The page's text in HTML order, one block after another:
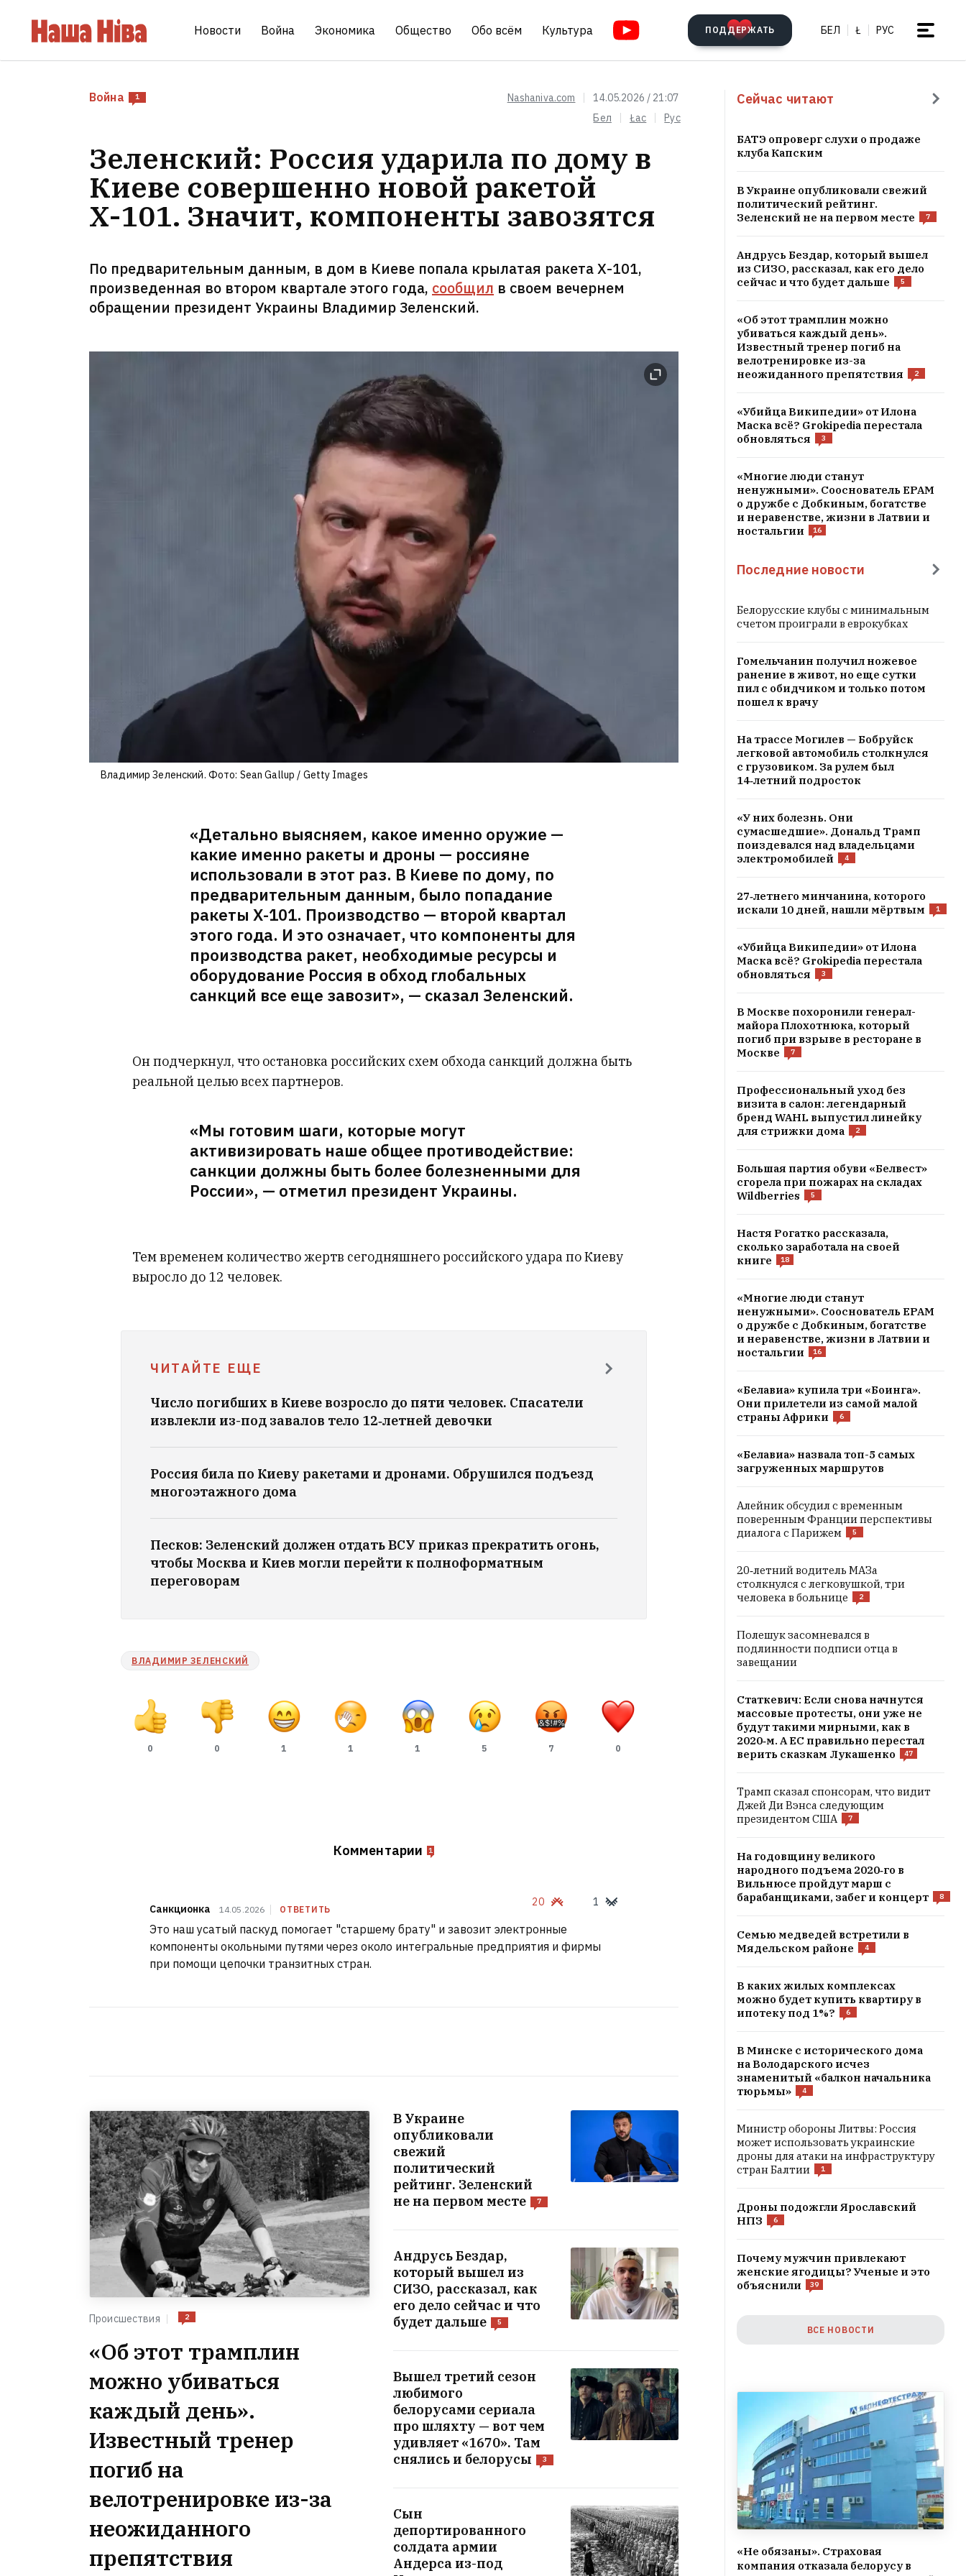
Новости Война Экономика Общество Обо всём Культура ПОДДЕРЖАТЬ БЕЛ Ł РУС
Война 1 Nashaniva.com
14.05.2026 / 21:07
Бел
Łac Рус
Зеленский: Россия ударила по дому в
Киеве совершенно новой ракетой
Х-101. Значит, компоненты завозятся
По предварительным данным, в дом в Киеве попала крылатая ракета Х-101,
произведенная во втором квартале этого года, сообщил в своем вечернем
обращении президент Украины Владимир Зеленский.
Владимир Зеленский. Фото: Sean Gallup / Getty Images
«Детально выясняем, какое именно оружие —
какие именно ракеты и дроны — россияне
использовали в этот раз. В Киеве по дому, по
предварительным данным, было попадание
ракеты Х-101. Производство — второй квартал
этого года. И это означает, что компоненты для
производства ракет, необходимые ресурсы и
оборудование Россия в обход глобальных
санкций все еще завозит», — сказал Зеленский.
Он подчеркнул, что остановка российских схем обхода санкций должна быть
реальной целью всех партнеров.
«Мы готовим шаги, которые могут
активизировать наше общее противодействие:
санкции должны быть более болезненными для
России», — отметил президент Украины.
Тем временем количество жертв сегодняшнего российского удара по Киеву
выросло до 12 человек.
ЧИТАЙТЕ ЕЩЕ
Число погибших в Киеве возросло до пяти человек. Спасатели
извлекли из-под завалов тело 12‑летней девочки
Россия била по Киеву ракетами и дронами. Обрушился подъезд
многоэтажного дома
Песков: Зеленский должен отдать ВСУ приказ прекратить огонь,
чтобы Москва и Киев могли перейти к полноформатным
переговорам
ВЛАДИМИР ЗЕЛЕНСКИЙ
0 0 1 1 1 5 7 0
Комментарии 1
Санкционка 14.05.2026 ОТВЕТИТЬ
20 1
Это наш усатый паскуд помогает "старшему брату" и завозит электронные
компоненты окольными путями через около интегральные предприятия и фирмы
при помощи цепочки транзитных стран.
Происшествия 2
«Об этот трамплин
можно убиваться
каждый день».
Известный тренер
погиб на
велотренировке из-за
неожиданного
препятствия
В Украине
опубликовали
свежий
политический
рейтинг. Зеленский
не на первом месте
7
Андрусь Бездар,
который вышел из
СИЗО, рассказал, как
его дело сейчас и что
будет дальше
5
Вышел третий сезон
любимого
белорусами сериала
про шляхту — вот чем
удивляет «1670». Там
снялись и белорусы
3
Сын
депортированного
солдата армии
Андерса из-под
Сейчас читают
БАТЭ опроверг слухи о продаже
клуба Капским
В Украине опубликовали свежий
политический рейтинг.
Зеленский не на первом месте
7
Андрусь Бездар, который вышел
из СИЗО, рассказал, как его дело
сейчас и что будет дальше
5
«Об этот трамплин можно
убиваться каждый день».
Известный тренер погиб на
велотренировке из-за
неожиданного препятствия
2
«Убийца Википедии» от Илона
Маска всё? Grokipedia перестала
обновляться
3
«Многие люди станут
ненужными». Сооснователь EPAM
о дружбе с Добкиным, богатстве
и неравенстве, жизни в Латвии и
ностальгии
16
Последние новости
Белорусские клубы с минимальным
счетом проиграли в еврокубках
Гомельчанин получил ножевое
ранение в живот, но еще сутки
пил с обидчиком и только потом
пошел к врачу
На трассе Могилев — Бобруйск
легковой автомобиль столкнулся
с грузовиком. За рулем был
14‑летний подросток
«У них болезнь. Они
сумасшедшие». Дональд Трамп
поиздевался над владельцами
электромобилей
4
27‑летнего минчанина, которого
искали 10 дней, нашли мёртвым
1
«Убийца Википедии» от Илона
Маска всё? Grokipedia перестала
обновляться
3
В Москве похоронили генерал-
майора Плохотнюка, который
погиб при взрыве в ресторане в
Москве
7
Профессиональный уход без
визита в салон: легендарный
бренд WAHL выпустил линейку
для стрижки дома
2
Большая партия обуви «Белвест»
сгорела при пожарах на складах
Wildberries
5
Настя Рогатко рассказала,
сколько заработала на своей
книге
18
«Многие люди станут
ненужными». Сооснователь EPAM
о дружбе с Добкиным, богатстве
и неравенстве, жизни в Латвии и
ностальгии
16
«Белавиа» купила три «Боинга».
Они прилетели из самой малой
страны Африки
6
«Белавиа» назвала топ-5 самых
загруженных маршрутов
Алейник обсудил с временным
поверенным Франции перспективы
диалога с Парижем
5
20‑летний водитель МАЗа
столкнулся с легковушкой, три
человека в больнице
2
Полешук засомневался в
подлинности подписи отца в
завещании
Статкевич: Если снова начнутся
массовые протесты, они уже не
будут такими мирными, как в
2020‑м. А ЕС правильно перестал
верить сказкам Лукашенко
47
Трамп сказал спонсорам, что видит
Джей Ди Вэнса следующим
президентом США
7
На годовщину великого
народного подъема 2020‑го в
Вильнюсе пройдут марш с
барабанщиками, забег и концерт
8
Семью медведей встретили в
Мядельском районе
4
В каких жилых комплексах
можно будет купить квартиру в
ипотеку под 1%?
6
В Минске с исторического дома
на Володaрского исчез
знаменитый «балкон начальника
тюрьмы»
4
Министр обороны Литвы: Россия
может использовать украинские
дроны для атаки на инфраструктуру
стран Балтии
1
Дроны подожгли Ярославский
НПЗ
6
Почему мужчин привлекают
женские ягодицы? Ученые и это
объяснили
39
ВСЕ НОВОСТИ
«Не обязаны». Страховая
компания отказала белорусу в